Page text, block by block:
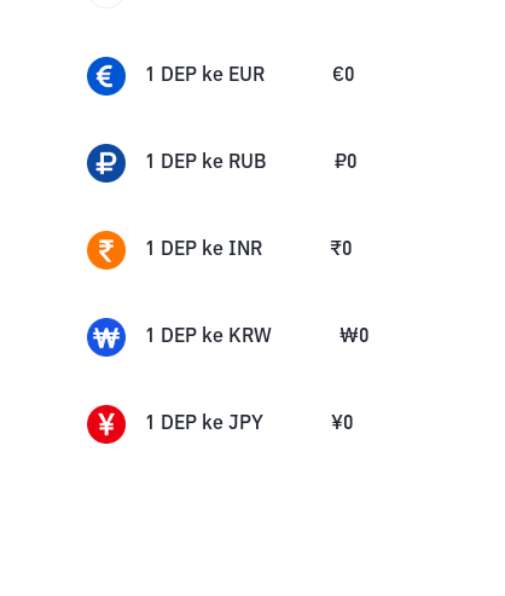
1 DEP ke EUR €0
1 DEP ke RUB ₽0
1 DEP ke INR ₹0
1 DEP ke KRW ₩0
1 DEP ke JPY ¥0